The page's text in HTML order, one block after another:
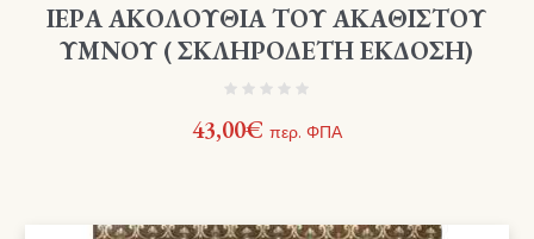
ΙΕΡΑ ΑΚΟΛΟΥΘΙΑ ΤΟΥ ΑΚΑΘΙΣΤΟΥ
ΥΜΝΟΥ ( ΣΚΛΗΡΟΔΕΤΗ ΕΚΔΟΣΗ)
43,00€ περ. ΦΠΑ